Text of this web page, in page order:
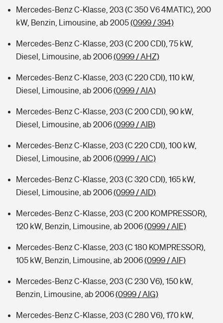
Mercedes-Benz C-Klasse, 203 (C 350 V6 4MATIC), 200
kW, Benzin, Limousine, ab 2005(0999 / 394)
Mercedes-Benz C-Klasse, 203 (C 200 CDI), 75 kW,
Diesel, Limousine, ab 2006(0999 / AHZ)
Mercedes-Benz C-Klasse, 203 (C 220 CDI), 110 kW,
Diesel, Limousine, ab 2006(0999 / AIA)
Mercedes-Benz C-Klasse, 203 (C 200 CDI), 90 kW,
Diesel, Limousine, ab 2006(0999 / AIB)
Mercedes-Benz C-Klasse, 203 (C 220 CDI), 100 kW,
Diesel, Limousine, ab 2006(0999 / AIC)
Mercedes-Benz C-Klasse, 203 (C 320 CDI), 165 kW,
Diesel, Limousine, ab 2006(0999 / AID)
Mercedes-Benz C-Klasse, 203 (C 200 KOMPRESSOR),
120 kW, Benzin, Limousine, ab 2006(0999 / AIE)
Mercedes-Benz C-Klasse, 203 (C 180 KOMPRESSOR),
105 kW, Benzin, Limousine, ab 2006(0999 / AIF)
Mercedes-Benz C-Klasse, 203 (C 230 V6), 150 kW,
Benzin, Limousine, ab 2006(0999 / AIG)
Mercedes-Benz C-Klasse, 203 (C 280 V6), 170 kW,